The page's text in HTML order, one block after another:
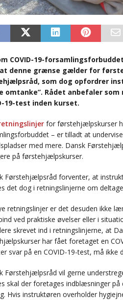
COVID-19-
denne grænse gælder for
som dog opfordrer
omtanke”. Rådet anbefaler
19-test inden kurset.
for førstehjælpskurser
– er tilladt at
med mere. Dansk
på førstehjælpskurser.
Førstehjælpsråd forventer, at
det dog i retningslinjerne om
retningslinjer er det desuden ikke
ved praktiske øvelser eller i
skrevet ind i retningslinjerne, at
har fået foretaget en
svar på en COVID-19-test, må ikke
Førstehjælpsråd vil gerne
skal der foretages indblæsninger
Hvis instruktøren overholder